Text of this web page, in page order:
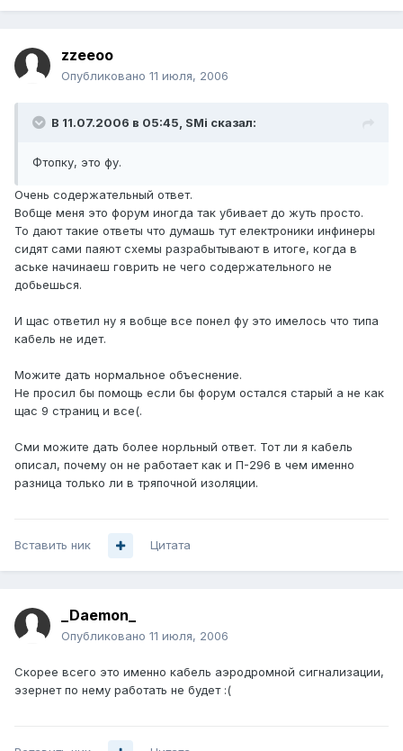
zzeeoo
Опубликовано 11 июля, 2006
В 11.07.2006 в 05:45, SMi сказал:
Фтопку, это фу.
Очень содержательный ответ.
Вобще меня это форум иногда так убивает до жуть просто.
То дают такие ответы что думашь тут електроники инфинеры
сидят сами паяют схемы разрабытывают в итоге, когда в
аське начинаеш говрить не чего содержательного не
добьешься.
И щас ответил ну я вобще все понел фу это имелось что типа
кабель не идет.
Можите дать нормальное объеснение.
Не просил бы помощь если бы форум остался старый а не как
щас 9 страниц и все(.
Сми можите дать более норльный ответ. Тот ли я кабель
описал, почему он не работает как и П-296 в чем именно
разница только ли в тряпочной изоляции.
Вставить ник Цитата
_Daemon_
Опубликовано 11 июля, 2006
Скорее всего это именно кабель аэродромной сигнализации,
эзернет по нему работать не будет :(